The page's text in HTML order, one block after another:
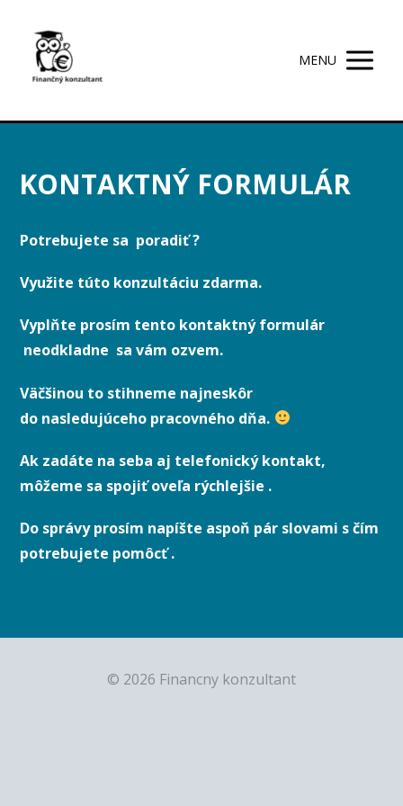
MENU
KONTAKTNÝ FORMULÁR
Potrebujete sa poradiť ?
Využite túto konzultáciu zdarma.
Vyplňte prosím tento kontaktný formulár
neodkladne sa vám ozvem.
Väčšinou to stihneme najneskôr
do nasledujúceho pracovného dňa.
Ak zadáte na seba aj telefonický kontakt,
môžeme sa spojiť oveľa rýchlejšie .
Do správy prosím napíšte aspoň pár slovami s čím
potrebujete pomôcť .
© 2026 Financny konzultant